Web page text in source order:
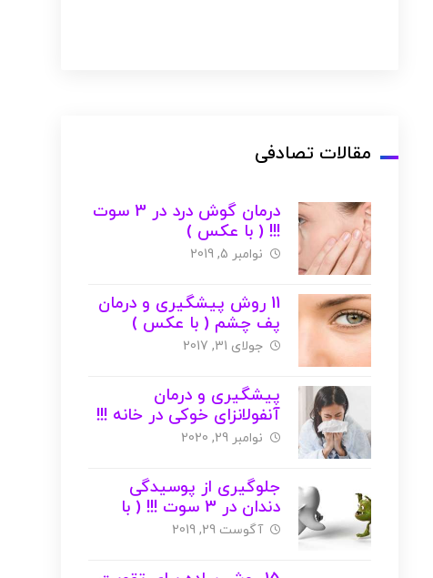
مقالات تصادفی
درمان گوش درد در 3 سوت
!!! ( با عکس )
نوامبر 5, 2019
11 روش پیشگیری و درمان
پف چشم ( با عکس )
جولای 31, 2017
پیشگیری و درمان
آنفولانزای خوکی در خانه !!!
نوامبر 29, 2020
جلوگیری از پوسیدگی
دندان در 3 سوت !!! ( با
عکس )
آگوست 29, 2019